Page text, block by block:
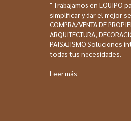
" Trabajamos en EQUIPO
simplificar y dar el mejor
COMPRA/VENTA DE
ARQUITECTURA,
PAISAJISMO Soluciones
todas tus necesidades.
Leer más